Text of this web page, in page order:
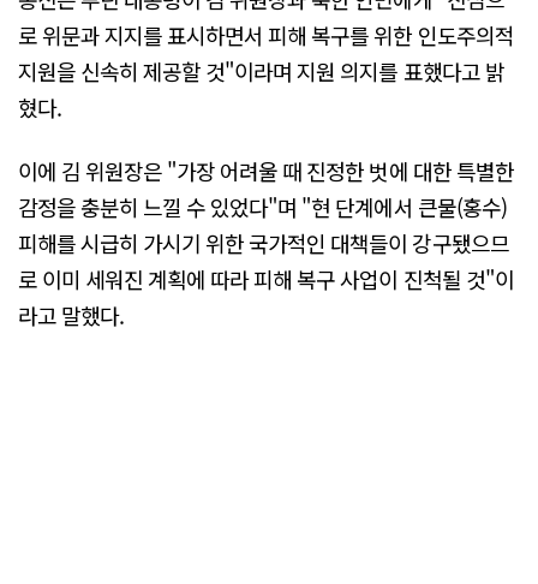
로 위문과 지지를 표시하면서 피해 복구를 위한 인도주의적
지원을 신속히 제공할 것"이라며 지원 의지를 표했다고 밝
혔다.
이에 김 위원장은 "가장 어려울 때 진정한 벗에 대한 특별한
감정을 충분히 느낄 수 있었다"며 "현 단계에서 큰물(홍수)
피해를 시급히 가시기 위한 국가적인 대책들이 강구됐으므
로 이미 세워진 계획에 따라 피해 복구 사업이 진척될 것"이
라고 말했다.